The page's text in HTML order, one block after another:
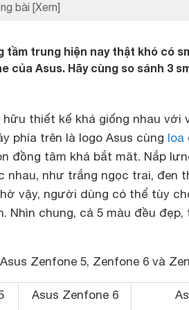
bài [Xem]
trung hiện nay thật khó có
của Asus. Hãy cùng so sánh 3
thiết kế khá giống nhau với
phía trên là logo Asus cùng loa
đồng tâm khá bắt măt. Nắp
nhau, như trắng ngọc trai, đen
vậy, người dùng có thể tùy
Nhìn chung, cả 5 màu đều đẹp,
Zenfone 5, Zenfone 6 và
Asus Zenfone 6